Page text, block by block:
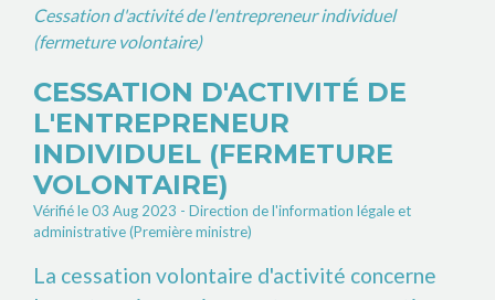
Cessation d'activité de l'entrepreneur individuel
(fermeture volontaire)
CESSATION D'ACTIVITÉ DE
L'ENTREPRENEUR
INDIVIDUEL (FERMETURE
VOLONTAIRE)
Vérifié le 03 Aug 2023 - Direction de l'information légale et
administrative (Première ministre)
La cessation volontaire d'activité concerne